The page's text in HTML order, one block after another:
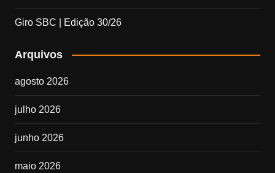
Giro SBC | Edição 30/26
Arquivos
agosto 2026
julho 2026
junho 2026
maio 2026